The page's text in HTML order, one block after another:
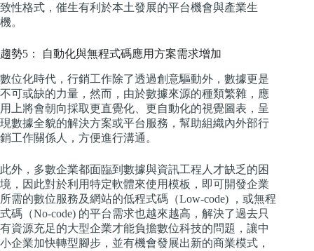
致性格式，催生有利於本土發展的平台機會與產業生
機。
趨勢5： 自動化與無程式碼應用方案需求增加
數位化時代，行銷工作除了透過創意驅動外，數據更是
不可或缺的力量，然而，由於數據來源的種類繁雜，應
用上將會朝向採取更直覺化、更自動化的視覺圖表，呈
現數據全貌的解決方案或平台服務，幫助組織內外部行
銷工作關係人，方便進行溝通。
此外，多數企業都面臨到數據與資訊工程人才缺乏的困
境，因此對於利用特定軟體來使用模板，即可開發企業
所需的數位服務及網站的低程式碼（Low-code) ，或無程
式碼（No-code) 的平台需求也越來越高，解決了過去只
有資源充足的大型企業才能負擔數位科技的問題，讓中
小企業加快轉型腳步，並有機會發展出新的商業模式，